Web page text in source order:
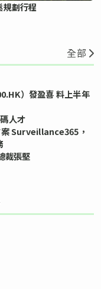
規劃行程
全部
）發盈喜 料上半年
人才
Surveillance365，
裁張堅